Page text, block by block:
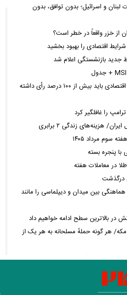
لبنان و اسرائیل؛ بدون توافق، بدون
از خزر واقعاً در خطر است؟
اقتصادی را بهبود بخشید
جدید بازنشستگی اعلام شد
فیلم/ ترامپ: در نظرسنجی‌های اقتصادی باید بیش از ۱۰۰ درصد رأی داشته
را غافلگیر کرد
هزینه‌های زندگی ۲ برابری
سوم مرداد ۱۴۰۵
پنجره بسته
درگذشت
بین میدان و دیپلماسی را مانند
در بالاترین سطح ادامه خواهیم داد
هر گونه حملهٔ مسلحانه به هر یک از
با ریاض و آنکارا برای تقویت امنیت
بر انتخابات میان دوره‌ای آمریکا